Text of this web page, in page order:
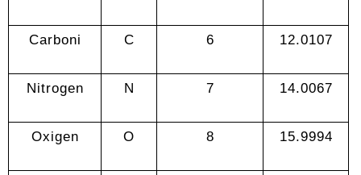
Carboni C 6 12.0107
Nitrogen N 7 14.0067
Oxigen O 8 15.9994